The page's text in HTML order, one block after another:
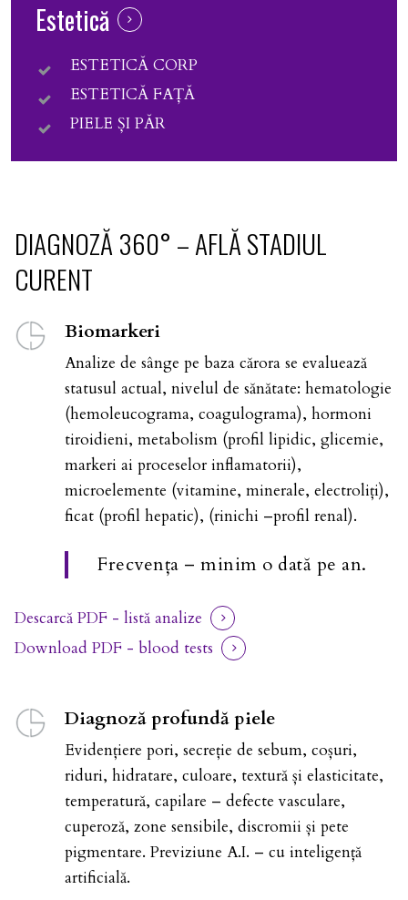
Estetică
ESTETICĂ CORP
ESTETICĂ FAȚĂ
PIELE ȘI PĂR
DIAGNOZĂ 360° – AFLĂ STADIUL
CURENT
Biomarkeri
Analize de sânge pe baza cărora se evaluează
statusul actual, nivelul de sănătate: hematologie
(hemoleucograma, coagulograma), hormoni
tiroidieni, metabolism (profil lipidic, glicemie,
markeri ai proceselor inflamatorii),
microelemente (vitamine, minerale, electroliți),
ficat (profil hepatic), (rinichi –profil renal).
Frecvența – minim o dată pe an.
Descarcă PDF - listă analize
Download PDF - blood tests
Diagnoză profundă piele
Evidențiere pori, secreție de sebum, coșuri,
riduri, hidratare, culoare, textură și elasticitate,
temperatură, capilare – defecte vasculare,
cuperoză, zone sensibile, discromii și pete
pigmentare. Previziune A.I. – cu inteligență
artificială.